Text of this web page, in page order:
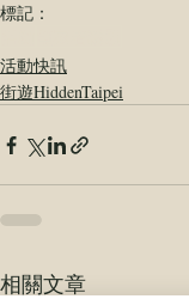
標記：
活動快訊
街遊HiddenTaipei
相關文章